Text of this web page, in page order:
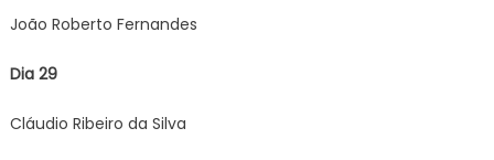
João Roberto Fernandes
Dia 29
Cláudio Ribeiro da Silva